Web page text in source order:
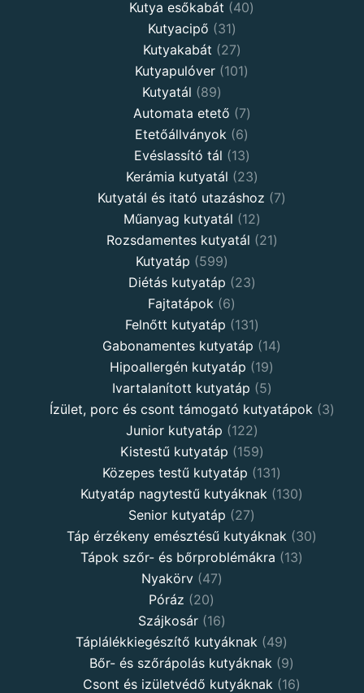
Kutya esőkabát
40
Kutyacipő
31
Kutyakabát
27
Kutyapulóver 101
Kutyatál
89
Automata etető
7
Etetőállványok
6
Evéslassító tál
13
Kerámia kutyatál
23
Kutyatál és itató utazáshoz
7
Műanyag kutyatál
12
Rozsdamentes kutyatál
21
Kutyatáp
599
Diétás kutyatáp
23
Fajtatápok
6
Felnőtt kutyatáp
131
Gabonamentes kutyatáp
14
Hipoallergén kutyatáp
19
Ivartalanított kutyatáp
5
Ízület, porc és csont támogató kutyatápok
3
Junior kutyatáp
122
Kistestű kutyatáp
159
Közepes testű kutyatáp
131
Kutyatáp nagytestű kutyáknak
130
Senior kutyatáp
27
Táp érzékeny emésztésű kutyáknak
30
Tápok szőr- és bőrproblémákra
13
Nyakörv
47
Póráz
20
Szájkosár
16
Táplálékkiegészítő kutyáknak
49
Bőr- és szőrápolás kutyáknak
9
Csont és izületvédő kutyáknak
16